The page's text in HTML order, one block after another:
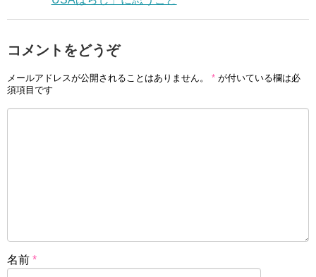
コメントをどうぞ
メールアドレスが公開されることはありません。 * が付いている欄は必
須項目です
名前 *